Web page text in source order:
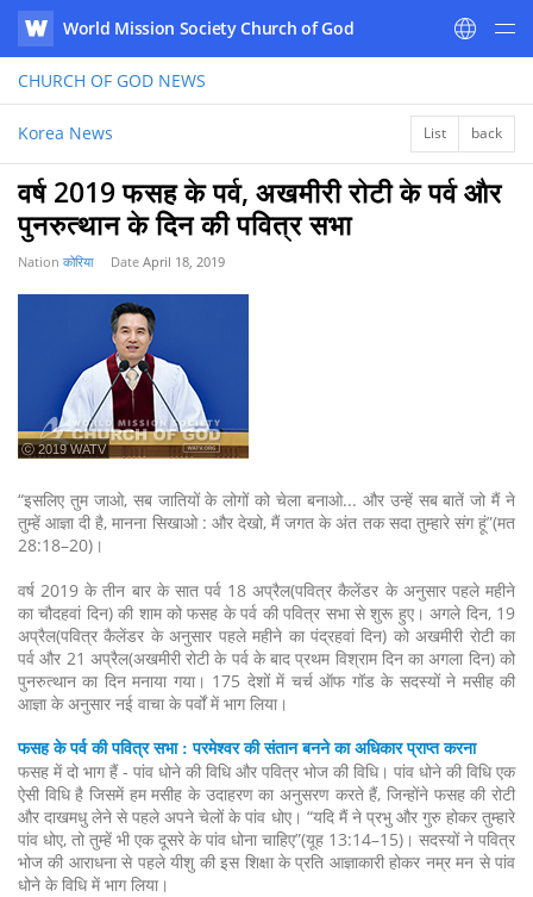
WATV
World Mission Society Church of God
CHURCH OF GOD NEWS
Korea News List back
वर्ष 2019 फसह के पर्व, अखमीरी रोटी के पर्व और
पुनरुत्थान के दिन की पवित्र सभा
Nation कोरिया Date April 18, 2019
ⓒ 2019 WATV
“इसलिए तुम जाओ, सब जातियों के लोगों को चेला बनाओ... और उन्हें सब बातें जो मैं ने
तुम्हें आज्ञा दी है, मानना सिखाओ : और देखो, मैं जगत के अंत तक सदा तुम्हारे संग हूं”(मत
28:18–20)।
वर्ष 2019 के तीन बार के सात पर्व 18 अप्रैल(पवित्र कैलेंडर के अनुसार पहले महीने
का चौदहवां दिन) की शाम को फसह के पर्व की पवित्र सभा से शुरू हुए। अगले दिन, 19
अप्रैल(पवित्र कैलेंडर के अनुसार पहले महीने का पंद्रहवां दिन) को अखमीरी रोटी का
पर्व और 21 अप्रैल(अखमीरी रोटी के पर्व के बाद प्रथम विश्राम दिन का अगला दिन) को
पुनरुत्थान का दिन मनाया गया। 175 देशों में चर्च ऑफ गॉड के सदस्यों ने मसीह की
आज्ञा के अनुसार नई वाचा के पर्वों में भाग लिया।
फसह के पर्व की पवित्र सभा : परमेश्वर की संतान बनने का अधिकार प्राप्त करना
फसह में दो भाग हैं - पांव धोने की विधि और पवित्र भोज की विधि। पांव धोने की विधि एक
ऐसी विधि है जिसमें हम मसीह के उदाहरण का अनुसरण करते हैं, जिन्होंने फसह की रोटी
और दाखमधु लेने से पहले अपने चेलों के पांव धोए। “यदि मैं ने प्रभु और गुरु होकर तुम्हारे
पांव धोए, तो तुम्हें भी एक दूसरे के पांव धोना चाहिए”(यूह 13:14–15)। सदस्यों ने पवित्र
भोज की आराधना से पहले यीशु की इस शिक्षा के प्रति आज्ञाकारी होकर नम्र मन से पांव
धोने के विधि में भाग लिया।